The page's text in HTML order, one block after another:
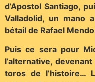
d’Apostol Santiago,
Valladolid, un mano
bétail de Rafael
Puis ce sera pour
l’alternative,
toros de l’histoire…